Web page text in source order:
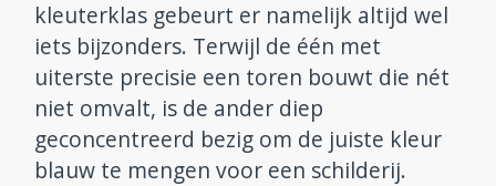
kleuterklas gebeurt er namelijk altijd wel
iets bijzonders. Terwijl de één met
uiterste precisie een toren bouwt die nét
niet omvalt, is de ander diep
geconcentreerd bezig om de juiste kleur
blauw te mengen voor een schilderij.